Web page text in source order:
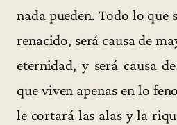
nada pueden. Todo lo que
renacido, será causa de
eternidad, y será causa
que viven apenas en lo
le cortará las alas y la